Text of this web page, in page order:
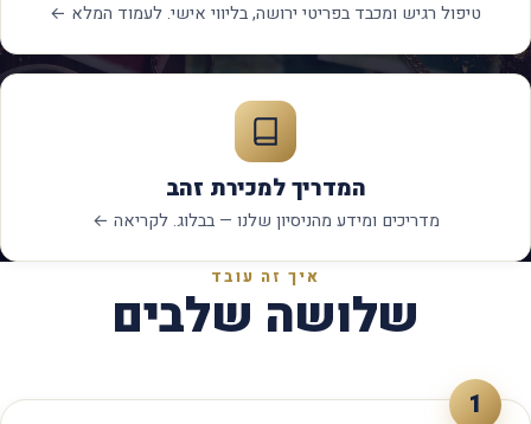
טיפול רגיש ומכבד בפריטי ירושה, בליווי אישי. לעמוד המלא ←
המדריך למכירת זהב
מדריכים ומידע מהניסיון שלנו — בבלוג. לקריאה ←
איך זה עובד
שלושה שלבים
1